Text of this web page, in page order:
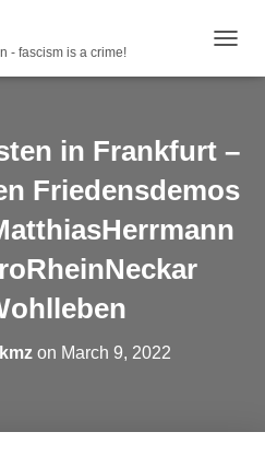
- fascism is a crime!
in Frankfurt –
Friedensdemos
on March 9, 2022